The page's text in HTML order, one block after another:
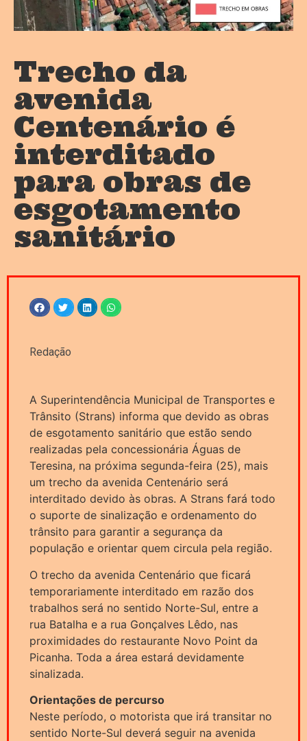
Trecho da
avenida
Centenário é
interditado
para obras de
esgotamento
sanitário
Redação
A Superintendência Municipal de Transportes e
Trânsito (Strans) informa que devido as obras
de esgotamento sanitário que estão sendo
realizadas pela concessionária Águas de
Teresina, na próxima segunda-feira (25), mais
um trecho da avenida Centenário será
interditado devido às obras. A Strans fará todo
o suporte de sinalização e ordenamento do
trânsito para garantir a segurança da
população e orientar quem circula pela região.
O trecho da avenida Centenário que ficará
temporariamente interditado em razão dos
trabalhos será no sentido Norte-Sul, entre a
rua Batalha e a rua Gonçalves Lêdo, nas
proximidades do restaurante Novo Point da
Picanha. Toda a área estará devidamente
sinalizada.
Orientações de percurso
Neste período, o motorista que irá transitar no
sentido Norte-Sul deverá seguir na avenida